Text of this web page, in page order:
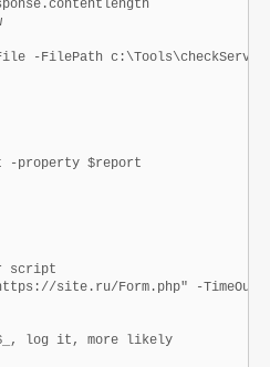
= $now
-FilePath
}
-property $report
script
site.ru/Form.php" -TimeOut
log it, more likely